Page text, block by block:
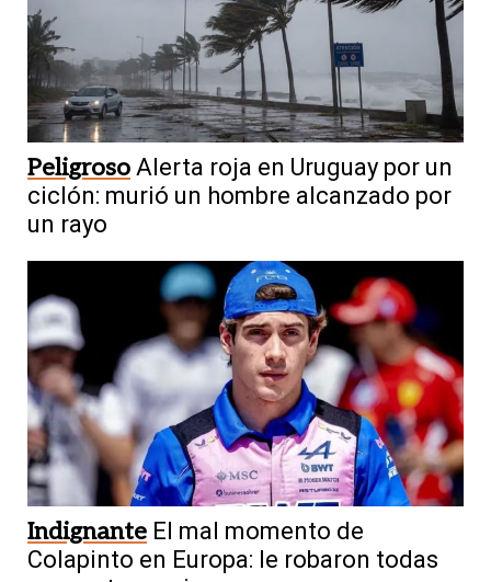
Peligroso Alerta roja en Uruguay por un
ciclón: murió un hombre alcanzado por
un rayo
Indignante El mal momento de
Colapinto en Europa: le robaron todas